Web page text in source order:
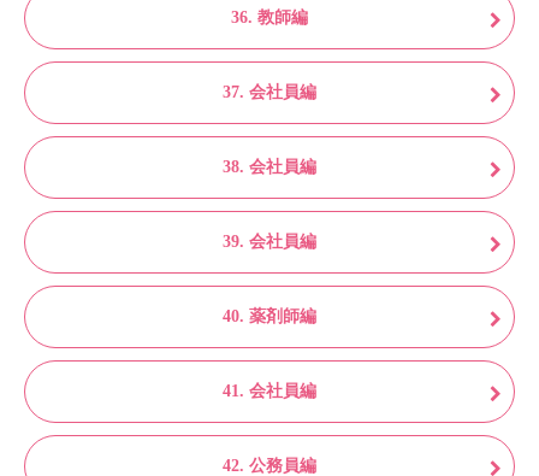
36. 教師編
37. 会社員編
38. 会社員編
39. 会社員編
40. 薬剤師編
41. 会社員編
42. 公務員編